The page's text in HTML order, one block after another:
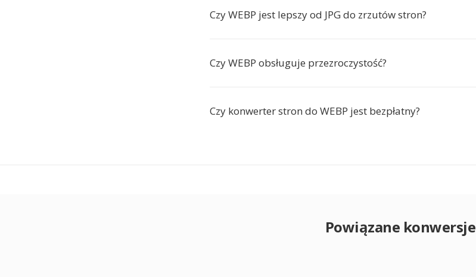
Czy WEBP jest lepszy od JPG do zrzutów stron?
Czy WEBP obsługuje przezroczystość?
Czy konwerter stron do WEBP jest bezpłatny?
Powiązane konwersje